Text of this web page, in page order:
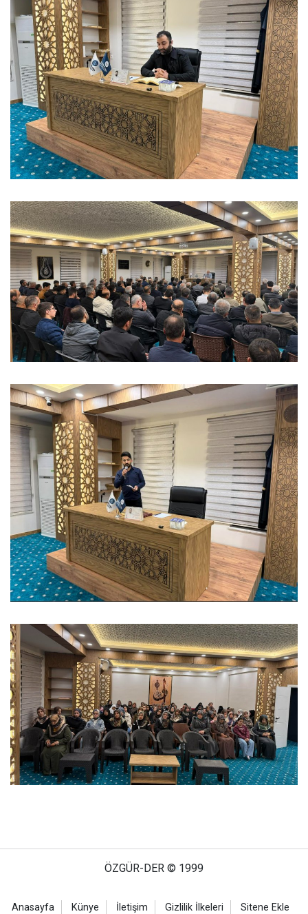
ÖZGÜR-DER © 1999
Anasayfa Künye İletişim Gizlilik İlkeleri Sitene Ekle